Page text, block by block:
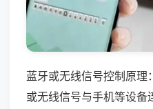
蓝牙或无线信号控制原理
或无线信号与手机等设备